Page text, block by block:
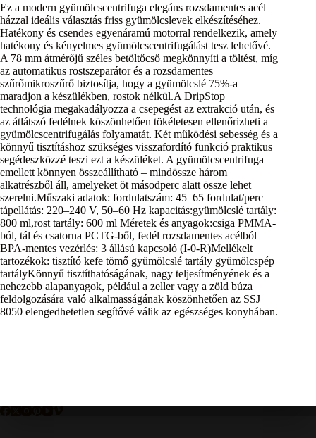
Ez a modern gyümölcscentrifuga elegáns rozsdamentes acél
házzal ideális választás friss gyümölcslevek elkészítéséhez.
Hatékony és csendes egyenáramú motorral rendelkezik, amely
hatékony és kényelmes gyümölcscentrifugálást tesz lehetővé.
A 78 mm átmérőjű széles betöltőcső megkönnyíti a töltést, míg
az automatikus rostszeparátor és a rozsdamentes
szűrőmikroszűrő biztosítja, hogy a gyümölcslé 75%-a
maradjon a készülékben, rostok nélkül.A DripStop
technológia megakadályozza a csepegést az extrakció után, és
az átlátszó fedélnek köszönhetően tökéletesen ellenőrizheti a
gyümölcscentrifugálás folyamatát. Két működési sebesség és a
könnyű tisztításhoz szükséges visszafordító funkció praktikus
segédeszközzé teszi ezt a készüléket. A gyümölcscentrifuga
emellett könnyen összeállítható – mindössze három
alkatrészből áll, amelyeket öt másodperc alatt össze lehet
szerelni.Műszaki adatok: fordulatszám: 45–65 fordulat/perc
tápellátás: 220–240 V, 50–60 Hz kapacitás:gyümölcslé tartály:
800 ml,rost tartály: 600 ml Méretek és anyagok:csiga PMMA-
ból, tál és csatorna PCTG-ből, fedél rozsdamentes acélból
BPA-mentes vezérlés: 3 állású kapcsoló (I-0-R)Mellékelt
tartozékok: tisztító kefe tömő gyümölcslé tartály gyümölcspép
tartályKönnyű tisztíthatóságának, nagy teljesítményének és a
nehezebb alapanyagok, például a zeller vagy a zöld búza
feldolgozására való alkalmasságának köszönhetően az SSJ
8050 elengedhetetlen segítővé válik az egészséges konyhában.